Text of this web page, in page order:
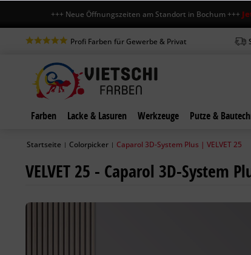
+++ Neue Öffnungszeiten am Standort in Bochum +++Jetzt auch
Profi Farben für Gewerbe & Privat
Farben Lacke & Lasuren Werkzeuge Putze &
Startseite | Colorpicker | Caparol 3D-System Plus | VELVET 25
VELVET 25 - Caparol 3D-System